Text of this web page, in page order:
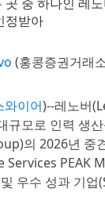
정받아
(홍콩증권거래
와이어)--레노버
규모로 인력 생
의 2026년 중
Services
우수 성과 기